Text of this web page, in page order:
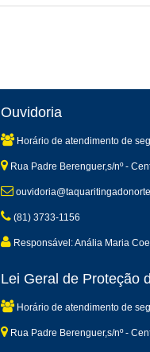
Ouvidoria
Horário de atendimento de
Rua Padre Berenguer,s/nº -
(81) 3733-1156
Responsável: Anália Maria
Lei Geral de Proteção
Horário de atendimento de
Rua Padre Berenguer,s/nº -